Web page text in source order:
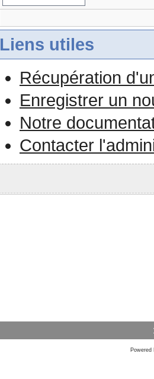
Liens utiles
Récupération
Enregistrer un
Notre
Contacter